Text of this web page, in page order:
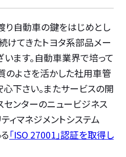
り自動車の鍵をはじめとし
けてきたトヨタ系部品メー
ます。自動車業界で培って
のよさを活かした社用車管
下さい。またサービスの開
ンターのニュービジネス
ィマネジメントシステム
「ISO 27001」認証を取得し